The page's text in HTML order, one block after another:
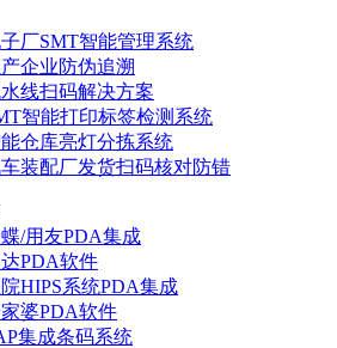
厂SMT智能管理系统
企业防伪追溯
线扫码解决方案
智能打印标签检测系统
仓库亮灯分拣系统
装配厂发货扫码核对防错
/用友PDA集成
PDA软件
HIPS系统PDA集成
婆PDA软件
集成条码系统